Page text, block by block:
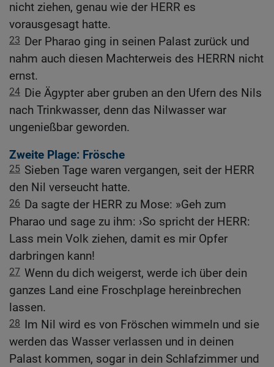
nicht ziehen, genau wie der HERR es
vorausgesagt hatte.
23 Der Pharao ging in seinen Palast zurück und
nahm auch diesen Machterweis des HERRN nicht
ernst.
24 Die Ägypter aber gruben an den Ufern des Nils
nach Trinkwasser, denn das Nilwasser war
ungenießbar geworden.
Zweite Plage: Frösche
25 Sieben Tage waren vergangen, seit der HERR
den Nil verseucht hatte.
26 Da sagte der HERR zu Mose: »Geh zum
Pharao und sage zu ihm: ›So spricht der HERR:
Lass mein Volk ziehen, damit es mir Opfer
darbringen kann!
27 Wenn du dich weigerst, werde ich über dein
ganzes Land eine Froschplage hereinbrechen
lassen.
28 Im Nil wird es von Fröschen wimmeln und sie
werden das Wasser verlassen und in deinen
Palast kommen, sogar in dein Schlafzimmer und